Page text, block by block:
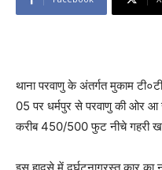
थाना परवाणु के अंतर्गत मुकाम
05 पर धर्मपुर से परवाणु की ओर
करीब 450/500 फुट नीचे गहरी